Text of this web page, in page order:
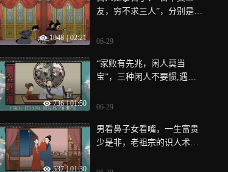
1048 | 02:21
友，穷不求三人”，分别是哪
06-29
736 | 01:50
“家败有先兆，闲人莫当
宝”，三种闲人不要惯,遇到
06-29
537 | 01:30
男看鼻子女看嘴，一生富贵
少是非，老祖宗的识人术至